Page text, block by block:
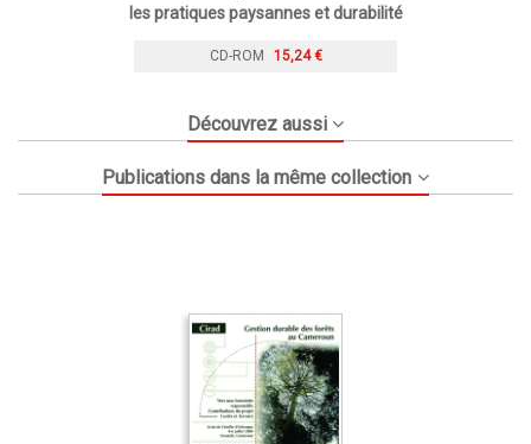
les pratiques paysannes et durabilité
CD-ROM 15,24 €
Découvrez aussi
Publications dans la même collection